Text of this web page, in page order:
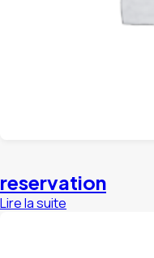
reservation
Lire la suite